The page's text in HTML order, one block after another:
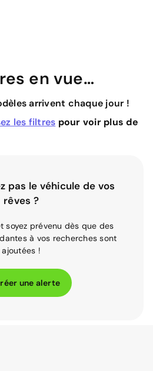
en vue…
arrivent chaque jour !
les filtres pour voir plus de
pas le véhicule de vos
rêves ?
soyez prévenu dès que des
à vos recherches sont
ajoutées !
une alerte